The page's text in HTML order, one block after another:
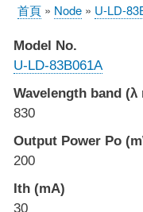
導
航
連
結
首頁 Node U-LD-
Model No.
U-LD-83B061A
Wavelength band (λ
830
Output Power Po
200
Ith (mA)
30